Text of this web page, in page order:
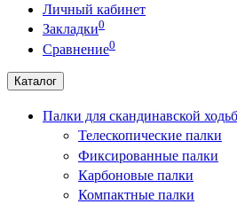
Личный кабинет
Закладки0
Сравнение0
Каталог
Палки для скандинавской
Телескопические палки
Фиксированные палки
Карбоновые палки
Компактные палки